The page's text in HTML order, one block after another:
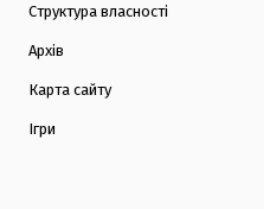
Структура власності
Архів
Карта сайту
Ігри